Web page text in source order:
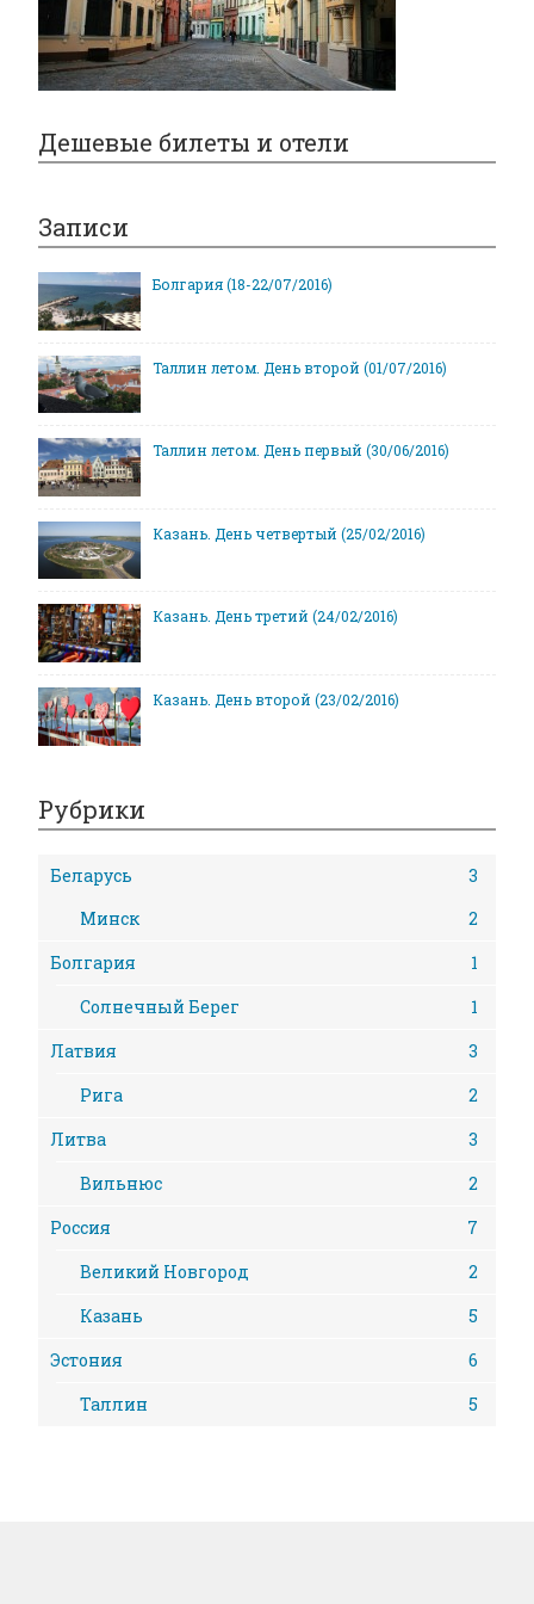
Дешевые билеты и отели
Записи
Болгария (18-22/07/2016)
Таллин летом. День второй (01/07/2016)
Таллин летом. День первый (30/06/2016)
Казань. День четвертый (25/02/2016)
Казань. День третий (24/02/2016)
Казань. День второй (23/02/2016)
Рубрики
Беларусь
3
Минск
2
Болгария
1
Солнечный Берег
1
Латвия
3
Рига
2
Литва
3
Вильнюс
2
Россия
7
Великий Новгород
2
Казань
5
Эстония
6
Таллин
5